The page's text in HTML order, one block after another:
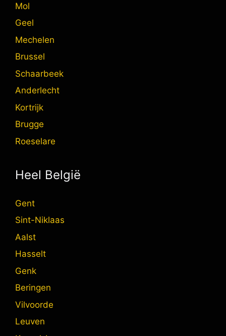
Mol
Geel
Mechelen
Brussel
Schaarbeek
Anderlecht
Kortrijk
Brugge
Roeselare
Heel België
Gent
Sint-Niklaas
Aalst
Hasselt
Genk
Beringen
Vilvoorde
Leuven